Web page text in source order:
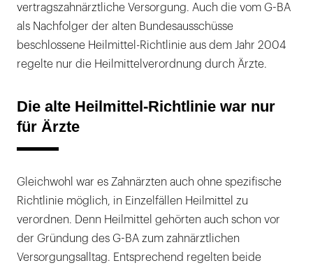
vertragszahnärztliche Versorgung. Auch die vom G-BA
als Nachfolger der alten Bundesausschüsse
beschlossene Heilmittel-Richtlinie aus dem Jahr 2004
regelte nur die Heilmittelverordnung durch Ärzte.
Die alte Heilmittel-Richtlinie war nur
für Ärzte
Gleichwohl war es Zahnärzten auch ohne spezifische
Richtlinie möglich, in Einzelfällen Heilmittel zu
verordnen. Denn Heilmittel gehörten auch schon vor
der Gründung des G-BA zum zahnärztlichen
Versorgungsalltag. Entsprechend regelten beide